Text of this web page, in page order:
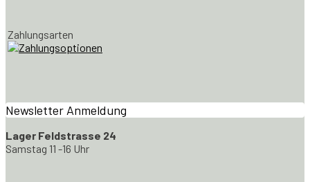
Zahlungsarten
Newsletter Anmeldung
Lager Feldstrasse 24
Samstag 11 -16 Uhr